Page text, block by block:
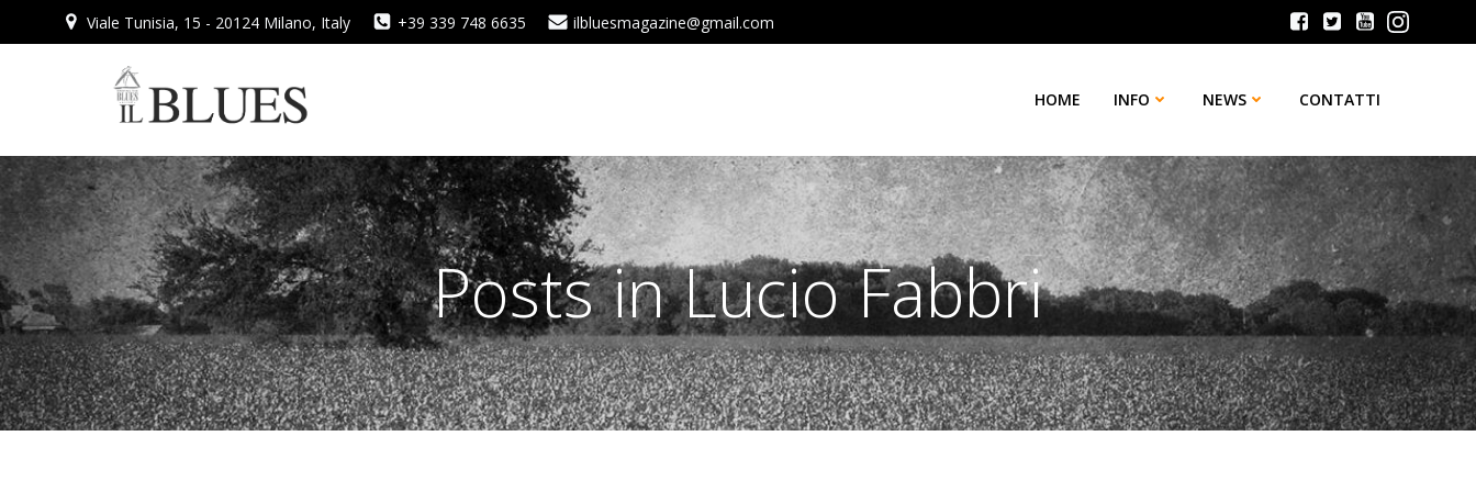
al
Viale Tunisia, 15 - 20124 Milano, Italy +39 339 748 6635 ilbluesmagazine@gmail.com
HOME INFO NEWS CONTATTI
Posts in Lucio Fabbri